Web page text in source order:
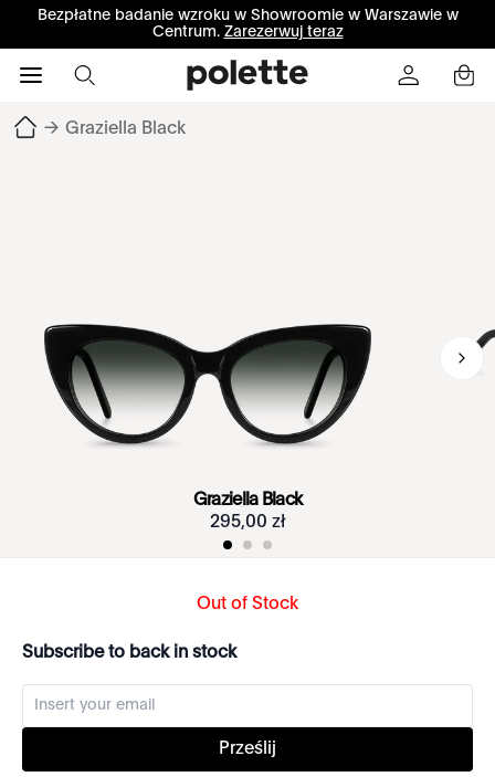
Bezpłatne badanie wzroku w Showroomie w Warszawie w
Centrum. Zarezerwuj teraz
→ Graziella Black
Graziella Black
295,00 zł
Out of Stock
Subscribe to back in stock
Prześlij